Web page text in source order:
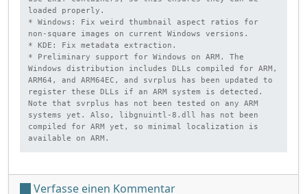
loaded properly.
* Windows: Fix weird thumbnail aspect ratios for
non-square images on current Windows versions.
* KDE: Fix metadata extraction.
* Preliminary support for Windows on ARM. The
Windows distribution includes DLLs compiled for ARM,
ARM64, and ARM64EC, and svrplus has been updated to
register these DLLs if an ARM system is detected.
Note that svrplus has not been tested on any ARM
systems yet. Also, libgnuintl-8.dll has not been
compiled for ARM yet, so minimal localization is
available on ARM.
Verfasse einen Kommentarunter 'ROM Properties